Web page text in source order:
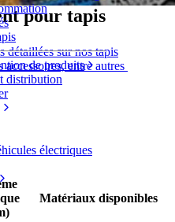
détaillées sur nos tapis
entre autres
de produits
distribution
électriques
pour tapis
Matériaux disponibles